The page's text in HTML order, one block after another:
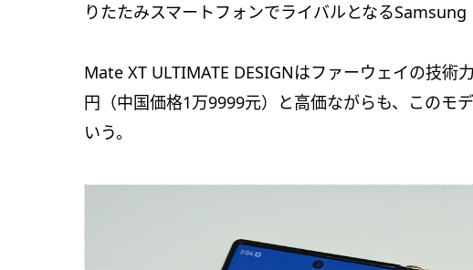
りたたみスマートフォンでライバルとなる
Mate XT ULTIMATE DESIGNはファーウェイの技術
円（中国価格1万9999元）と高価ながらも、このモ
いう。